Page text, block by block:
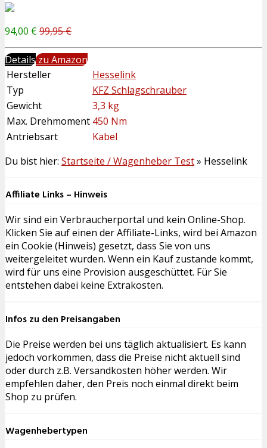
94,00 €99,95 €
Detailszu Amazon
Hersteller
Hesselink
Typ
KFZ Schlagschrauber
Gewicht
3,3 kg
Max. Drehmoment 450 Nm
Antriebsart
Kabel
Du bist hier: Startseite / Wagenheber Test» Hesselink
Affiliate Links – Hinweis
Wir sind ein Verbraucherportal und kein Online-Shop.
Klicken Sie auf einen der Affiliate-Links, wird bei Amazon
ein Cookie (Hinweis) gesetzt, dass Sie von uns
weitergeleitet wurden. Wenn ein Kauf zustande kommt,
wird für uns eine Provision ausgeschüttet. Für Sie
entstehen dabei keine Extrakosten.
Infos zu den Preisangaben
Die Preise werden bei uns täglich aktualisiert. Es kann
jedoch vorkommen, dass die Preise nicht aktuell sind
oder durch z.B. Versandkosten höher werden. Wir
empfehlen daher, den Preis noch einmal direkt beim
Shop zu prüfen.
Wagenhebertypen